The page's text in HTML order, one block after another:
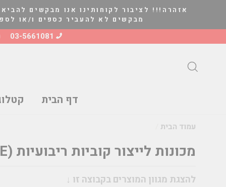
אזהרה!!! לציבור לקוחותינו אנו מבקשים
מבקשים לא להעביר כספים ו/או לספק
03-5661081
דף הבית
עמוד הבית
מכונות לייצור קוביות ריבועיות (DICE ICE)
להצגת מגוון המוצרים בקבוצה זו ↓